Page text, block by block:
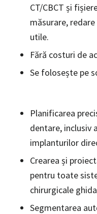
CT/CBCT și
măsurare,
utile.
Fără costuri de
Se folosește pe
Planificarea
dentare, inclusiv
implanturilor
Crearea și
pentru toate
chirurgicale
Segmentarea